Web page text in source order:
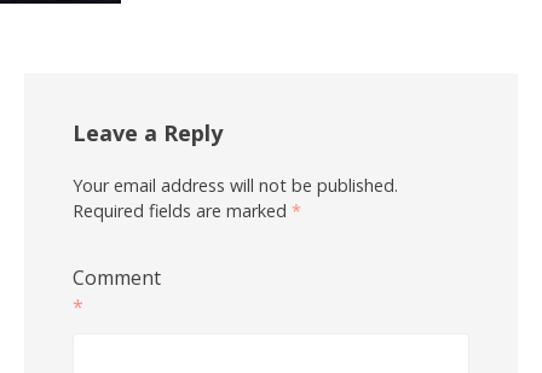
Leave a Reply
Your email address will not be published.
Required fields are marked *
Comment
*